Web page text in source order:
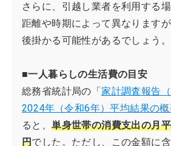
さらに、引越し業者を利用する
距離や時期によって異なります
後掛かる可能性があるでしょう。
■一人暮らしの生活費の目安
総務省統計局の「家計調査報告
2024年（令和6年）平均結果の概
ると、単身世帯の消費支出の月
円でした。ただし、この金額に